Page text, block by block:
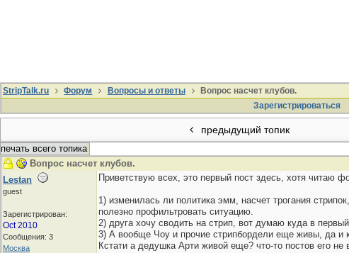
StripTalk.ru Форум Вопросы и ответы
Вопрос насчет клубов.
Зарегистрироваться
предыдущий топик
печать всего топика
Вопрос насчет клубов.
Lestan
guest
Зарегистрирован:
Oct 2010
Сообщения: 3
Москва
Приветствую всех, это первый пост здесь, хотя читаю
1) изменилась ли политика эмм, насчет трогания
полезно профильтровать ситуацию.
2) друга хочу сводить на стрип, вот думаю куда в
3) А вообще Чоу и прочие стрипбордели еще живы, да и
Кстати а дедушка Арти живой еще? что-то постов его не